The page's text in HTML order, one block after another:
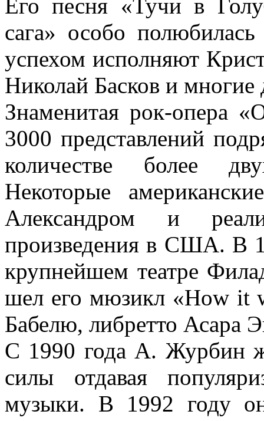
Его песня «Тучи в
сага» особо
успехом исполняют
Николай Басков и многие
Знаменитая рок-опера
3000 представлений
количестве более
Некоторые
Александром и
произведения в США. В
крупнейшем театре
шел его мюзикл «How it
Бабелю, либретто Асара
С 1990 года А. Журбин
силы отдавая
музыки. В 1992 году он